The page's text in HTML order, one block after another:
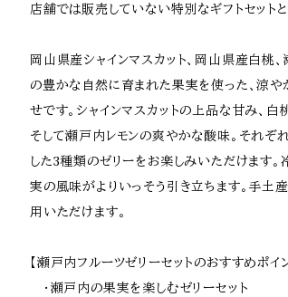
店舗では販売していない特別なギフトセットと
岡山県産シャインマスカット、岡山県産白桃
の豊かな自然に育まれた果実を使った、涼
せです。シャインマスカットの上品な甘み、白
そして瀬戸内レモンの爽やかな酸味。それぞ
した3種類のゼリーをお楽しみいただけます。
実の風味がよりいっそう引き立ちます。手土
用いただけます。
【瀬戸内フルーツゼリーセットのおすすめポイン
・瀬戸内の果実を楽しむゼリーセット